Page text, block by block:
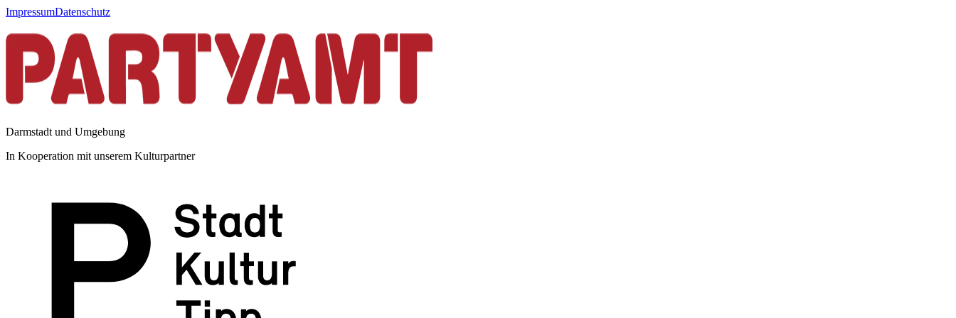
ImpressumDatenschutz
Darmstadt und Umgebung
In Kooperation mit unserem Kulturpartner